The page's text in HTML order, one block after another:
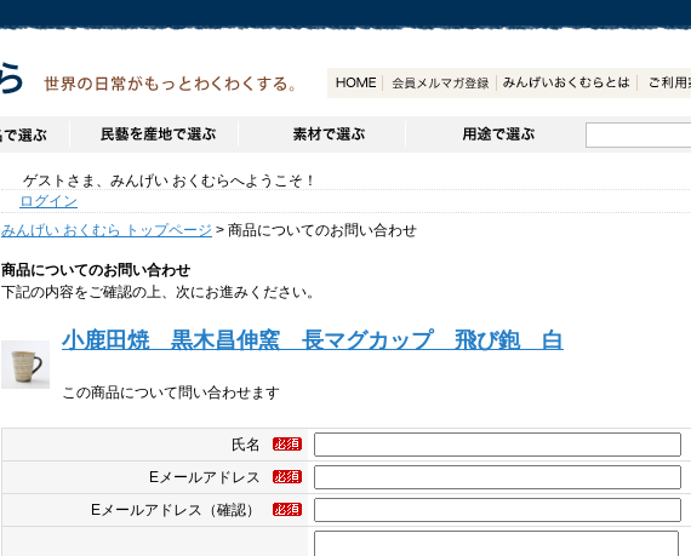
ゲストさま、みんげい おくむらへようこそ！
ログイン
みんげい おくむら トップページ > 商品についてのお問い合わせ
商品についてのお問い合わせ
下記の内容をご確認の上、次にお進みください。
小鹿田焼 黒木昌伸窯 長マグカップ 飛び鉋 白
この商品について問い合わせます
氏名
Eメールアドレス
Eメールアドレス（確認）